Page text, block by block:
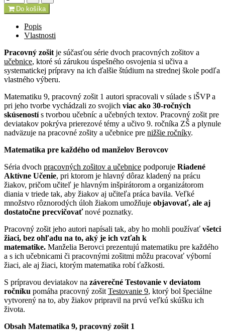
Do košíka
Popis
Vlastnosti
Pracovný zošit je súčasťou série dvoch pracovných zošitov a
učebnice, ktoré sú zárukou úspešného osvojenia si učiva a
systematickej prípravy na ich ďalšie štúdium na strednej škole podľa
vlastného výberu.
Matematiku 9, pracovný zošit 1 autori spracovali v súlade s iŠVP a
pri jeho tvorbe vychádzali zo svojich viac ako 30-ročných
skúsenostís tvorbou učebníc a učebných textov. Pracovný zošit pre
deviatakov pokrýva prierezové témy a učivo 9. ročníka ZŠ a plynule
nadväzuje na pracovné zošity a učebnice pre nižšie ročníky.
Matematika pre každého od manželov Berovcov
Séria dvoch pracovných zošitov a učebnice podporuje Riadené
Aktívne Učenie, pri ktorom je hlavný dôraz kladený na prácu
žiakov, pričom učiteľ je hlavným inšpirátorom a organizátorom
diania v triede tak, aby žiakov aj učiteľa práca bavila. Veľké
množstvo rôznorodých úloh žiakom umožňuje objavovať, ale aj
dostatočne precvičovaťnové poznatky.
Pracovný zošit jeho autori napísali tak, aby ho mohli používať všetci
žiaci, bez ohľadu na to, aký je ich vzťah k
matematike. Manželia Berovci prezentujú matematiku pre každého
a s ich učebnicami či pracovnými zošitmi môžu pracovať výborní
žiaci, ale aj žiaci, ktorým matematika robí ťažkosti.
S prípravou deviatakov na záverečné Testovanie v deviatom
ročníku pomáha pracovný zošit Testovanie 9, ktorý bol špeciálne
vytvorený na to, aby žiakov pripravil na prvú veľkú skúšku ich
života.
Obsah Matematika 9, pracovný zošit 1